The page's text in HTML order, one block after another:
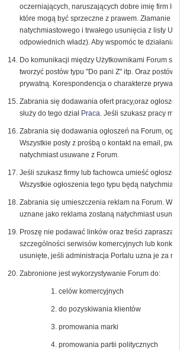
oczerniających, naruszających dobre imię firm
które mogą być sprzeczne z prawem. Złamanie
natychmiastowego i trwałego usunięcia z listy
odpowiednich władz). Aby wspomóc te
Do komunikacji między Użytkownikami Forum
tworzyć postów typu "Do pani Z" itp. Oraz postów
prywatną. Korespondencja o charakterze
Zabrania się dodawania ofert pracy,oraz
służy do tego dział Praca. Jeśli szukasz pracy
Zabrania się dodawania ogłoszeń na Forum,
Wszystkie posty z prośbą o kontakt na email, pw,
natychmiast usuwane z Forum.
Jeśli szukasz firmy lub fachowca umieść
Wszystkie ogłoszenia tego typu będą
Zabrania się umieszczenia reklam na Forum.
uznane jako reklama zostaną natychmiast
Proszę nie podawać linków oraz treści
szczególności serwisów komercyjnych lub
usunięte, jeśli administracja Portalu uzna je za
Zabronione jest wykorzystywanie Forum do:
celów komercyjnych
do pozyskiwania klientów
promowania marki
promowania partii politycznych